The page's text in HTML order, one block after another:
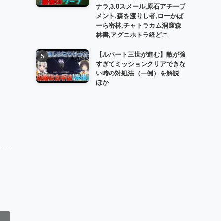
ナラ,3.0スメール,原石アチーブ
メント,森を渡りし者,ローかぱ
ーら密林,チャトラカム洞窟森
林書,アグニホトラ経どこ
【ルパート三世が進む】敵が強
すぎてミッションクリアできな
い時の対処法（一例）を解説
ほか